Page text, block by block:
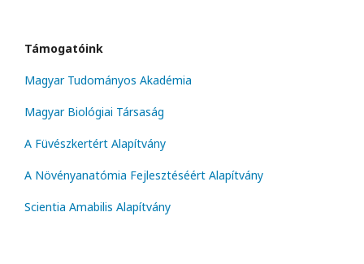
Támogatóink
Magyar Tudományos Akadémia
Magyar Biológiai Társaság
A Füvészkertért Alapítvány
A Növényanatómia Fejlesztéséért Alapítvány
Scientia Amabilis Alapítvány